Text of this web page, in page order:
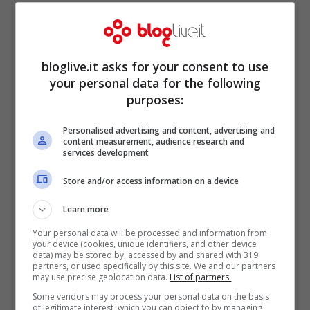
una domanda diretta. Pochi effetti, tanta
sostanza. Se il programma davvero
tornasse lì, il ritmo cambierebbe subito.
bloglive.it asks for your consent to use
your personal data for the following
purposes:
Personalised advertising and content, advertising and
content measurement, audience research and
services development
Store and/or access information on a device
Learn more
Your personal data will be processed and information from
your device (cookies, unique identifiers, and other device
data) may be stored by, accessed by and shared with 319
partners, or used specifically by this site. We and our partners
may use precise geolocation data. List of partners.
Some vendors may process your personal data on the basis
of legitimate interest, which you can object to by managing